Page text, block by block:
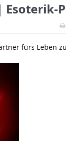
fürs Leben